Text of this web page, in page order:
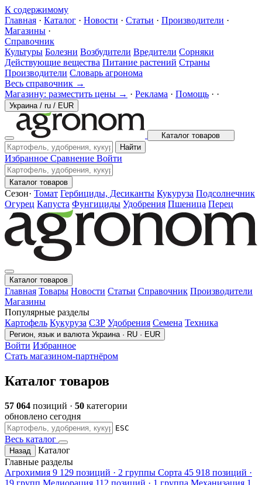
К содержимому
Главная · Каталог · Новости · Статьи · Производители ·
Магазины ·
Справочник
Культуры Болезни Возбудители Вредители Сорняки
Действующие вещества Питание растений Страны
Производители Словарь агронома
Весь справочник →
Магазину: разместить цены → · Реклама · Помощь · ·
Украина / ru / EUR
Каталог товаров
Найти
Избранное Сравнение Войти
Каталог товаров
Сезон· Томат Гербициды, Десиканты Кукуруза Подсолнечник
Огурец Капуста Фунгициды Удобрения Пшеница Перец
Каталог товаров
Главная Товары Новости Статьи Справочник Производители
Магазины
Популярные разделы
Картофель Кукуруза СЗР Удобрения Семена Техника
Регион, язык и валюта Украина · RU · EUR
Войти Избранное
Стать магазином-партнёром
Каталог товаров
57 064 позиций · 50 категории
обновлено сегодня
ESC
Весь каталог
Назад
Каталог
Главные разделы
Агрохимия 9 129 позиций · 2 группы Сорта 45 918 позиций ·
19 групп Мелиорация 112 позиций · 1 группа Механизация 1